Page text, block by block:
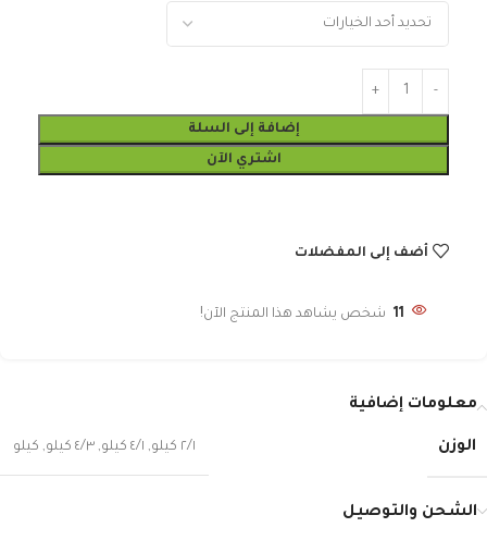
إضافة إلى السلة
اشتري الآن
أضف إلى المفضلات
11 شخص يشاهد هذا المنتج الآن!
معلومات إضافية
الوزن ٢/١ كيلو , ٤/١ كيلو , ٤/٣ كيلو , كيلو
الشحن والتوصيل